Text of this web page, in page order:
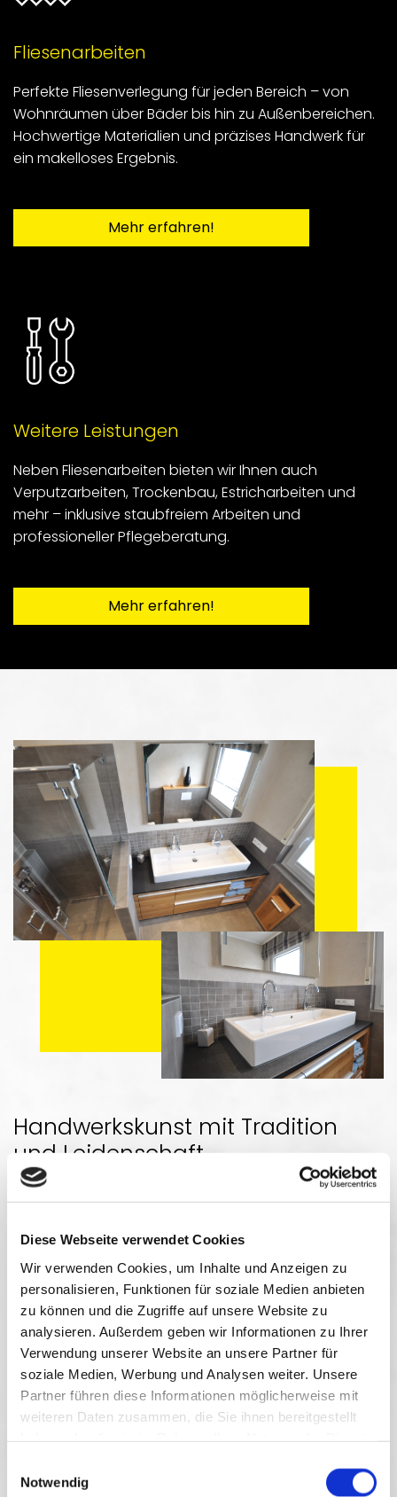
Diese Webseite verwendet Cookies
Wir verwenden Cookies, um Inhalte und Anzeigen zu
personalisieren, Funktionen für soziale Medien anbieten
zu können und die Zugriffe auf unsere Website zu
analysieren. Außerdem geben wir Informationen zu Ihrer
Verwendung unserer Website an unsere Partner für
soziale Medien, Werbung und Analysen weiter. Unsere
Partner führen diese Informationen möglicherweise mit
weiteren Daten zusammen, die Sie ihnen bereitgestellt
Notwendig
Fliesenarbeiten
Perfekte Fliesenverlegung für jeden Bereich – von
Wohnräumen über Bäder bis hin zu Außenbereichen.
Hochwertige Materialien und präzises Handwerk für
ein makelloses Ergebnis.
Mehr erfahren!
Weitere Leistungen
Neben Fliesenarbeiten bieten wir Ihnen auch
Verputzarbeiten, Trockenbau, Estricharbeiten und
mehr – inklusive staubfreiem Arbeiten und
professioneller Pflegeberatung.
Mehr erfahren!
Handwerkskunst mit Tradition
und Leidenschaft
Betrieb im Herzen des Briloner Hochsauerlandes.
Fliesenlegermeister Walter Schilling gründete im Jahr
1989 das genannte Unternehmen, welches heute
neben dem Geschäftsführer, seinen Sohn Alexander
(Fliesenlegermeister seit 2007) und zwei
Fliesenlegergesellen, mit langer Berufserfahrung,
beschäftigt.